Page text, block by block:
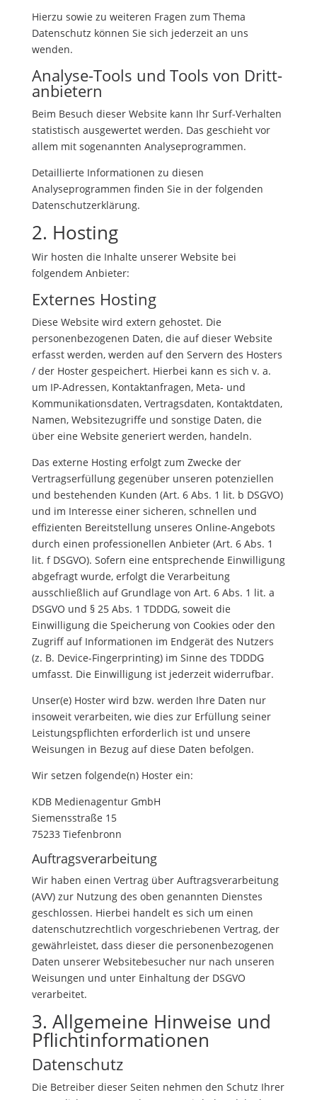
Hierzu sowie zu weiteren Fragen zum Thema
Datenschutz können Sie sich jederzeit an uns
wenden.
Analyse-Tools und Tools von Dritt­
anbietern
Beim Besuch dieser Website kann Ihr Surf-Verhalten
statistisch ausgewertet werden. Das geschieht vor
allem mit sogenannten Analyseprogrammen.
Detaillierte Informationen zu diesen
Analyseprogrammen finden Sie in der folgenden
Datenschutzerklärung.
2. Hosting
Wir hosten die Inhalte unserer Website bei
folgendem Anbieter:
Externes Hosting
Diese Website wird extern gehostet. Die
personenbezogenen Daten, die auf dieser Website
erfasst werden, werden auf den Servern des Hosters
/ der Hoster gespeichert. Hierbei kann es sich v. a.
um IP-Adressen, Kontaktanfragen, Meta- und
Kommunikationsdaten, Vertragsdaten, Kontaktdaten,
Namen, Websitezugriffe und sonstige Daten, die
über eine Website generiert werden, handeln.
Das externe Hosting erfolgt zum Zwecke der
Vertragserfüllung gegenüber unseren potenziellen
und bestehenden Kunden (Art. 6 Abs. 1 lit. b DSGVO)
und im Interesse einer sicheren, schnellen und
effizienten Bereitstellung unseres Online-Angebots
durch einen professionellen Anbieter (Art. 6 Abs. 1
lit. f DSGVO). Sofern eine entsprechende Einwilligung
abgefragt wurde, erfolgt die Verarbeitung
ausschließlich auf Grundlage von Art. 6 Abs. 1 lit. a
DSGVO und § 25 Abs. 1 TDDDG, soweit die
Einwilligung die Speicherung von Cookies oder den
Zugriff auf Informationen im Endgerät des Nutzers
(z. B. Device-Fingerprinting) im Sinne des TDDDG
umfasst. Die Einwilligung ist jederzeit widerrufbar.
Unser(e) Hoster wird bzw. werden Ihre Daten nur
insoweit verarbeiten, wie dies zur Erfüllung seiner
Leistungspflichten erforderlich ist und unsere
Weisungen in Bezug auf diese Daten befolgen.
Wir setzen folgende(n) Hoster ein:
KDB Medienagentur GmbH
Siemensstraße 15
75233 Tiefenbronn
Auftragsverarbeitung
Wir haben einen Vertrag über Auftragsverarbeitung
(AVV) zur Nutzung des oben genannten Dienstes
geschlossen. Hierbei handelt es sich um einen
datenschutzrechtlich vorgeschriebenen Vertrag, der
gewährleistet, dass dieser die personenbezogenen
Daten unserer Websitebesucher nur nach unseren
Weisungen und unter Einhaltung der DSGVO
verarbeitet.
3. Allgemeine Hinweise und
Pflicht­informationen
Datenschutz
Die Betreiber dieser Seiten nehmen den Schutz Ihrer